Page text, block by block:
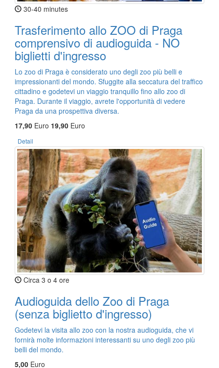
30-40 minutes
Trasferimento allo ZOO di Praga
comprensivo di audioguida - NO
biglietti d'ingresso
Lo zoo di Praga è considerato uno degli zoo più belli e
impressionanti del mondo. Sfuggite alla seccatura del traffico
cittadino e godetevi un viaggio tranquillo fino allo zoo di
Praga. Durante il viaggio, avrete l'opportunità di vedere
Praga da una prospettiva diversa.
17,90 Euro 19,90 Euro
Detail
Circa 3 o 4 ore
Audioguida dello Zoo di Praga
(senza biglietto d'ingresso)
Godetevi la visita allo zoo con la nostra audioguida, che vi
fornirà molte informazioni interessanti su uno degli zoo più
belli del mondo.
5,00 Euro